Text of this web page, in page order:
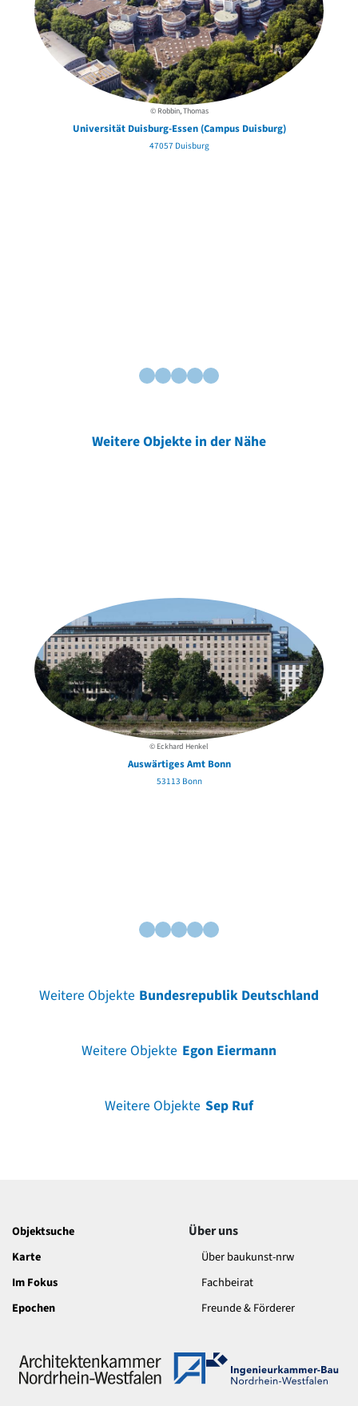
© Robbin, Thomas
Universität Duisburg-Essen (Campus Duisburg)
47057 Duisburg
Weitere Objekte in der Nähe
© Eckhard Henkel
Auswärtiges Amt Bonn
53113 Bonn
Weitere Objekte Bundesrepublik Deutschland
Weitere Objekte Egon Eiermann
Weitere Objekte Sep Ruf
Objektsuche
Karte
Im Fokus
Epochen
Über uns
Über baukunst-nrw
Fachbeirat
Freunde & Förderer